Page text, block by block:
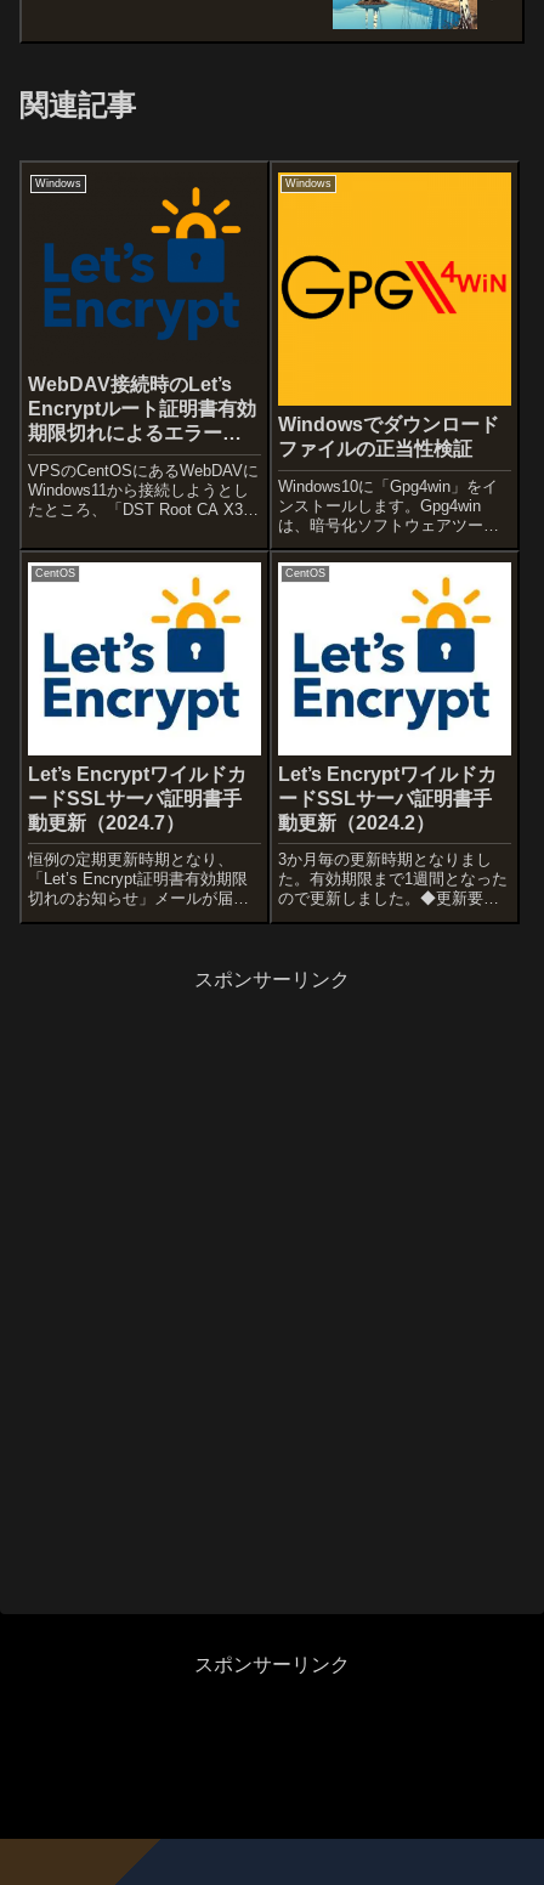
関連記事
Windows
WebDAV接続時のLet’s
Encryptルート証明書有効
期限切れによるエラー対
応
VPSのCentOSにあるWebDAVに
Windows11から接続しようとし
たところ、「DST Root CA X3」
ラーが表示されましたので対処
しました。◆Let’s Encryptのル
ート証明書の有効期限切れ...
Windows
Windowsでダウンロード
ファイルの正当性検証
Windows10に「Gpg4win」をイ
ンストールします。Gpg4win
は、暗号化ソフトウェアツール
であるGnuPG（GNU Privacy
Guard）で、公開鍵暗号に基づ
き、電子メールやファイルの暗
号化・署名、ファイルの検証な
CentOS
Let’s Encryptワイルドカ
ードSSLサーバ証明書手
動更新（2024.7）
恒例の定期更新時期となり、
「Let’s Encrypt証明書有効期限
切れのお知らせ」メールが届い
て有効期限まで1週間を切ったの
EncryptでワイルドカードSSLサ
CentOS
Let’s Encryptワイルドカ
ードSSLサーバ証明書手
動更新（2024.2）
3か月毎の更新時期となりまし
た。有効期限まで1週間となった
ので更新しました。◆更新要領
更新要領は、過去記事「Let’s
◆関連記事関連記事として
スポンサーリンク
スポンサーリンク